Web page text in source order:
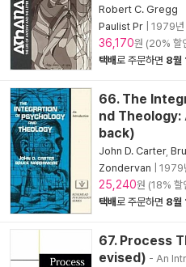
Robert C. Gregg
Paulist Pr
1979년
36,170원 (20% 할
택배로 주문하면 8월
66. The
nd
back)
John D. Carter,
Zondervan
1979
25,240원 (18% 할
택배로 주문하면 8월
67. Process
evised) - An